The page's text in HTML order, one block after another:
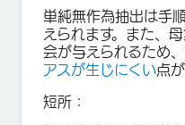
単純無作為抽出は手
えられます。また、
会が与えられるため
アスが生じにくい点
短所：